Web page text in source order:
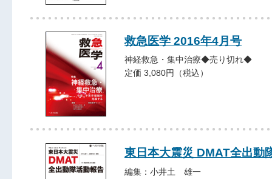
救急医学 2016年4月号
神経救急・集中治療◆売り切れ◆
定価 3,080円（税込）
東日本大震災 DMAT全出動
編集：小井土 雄一